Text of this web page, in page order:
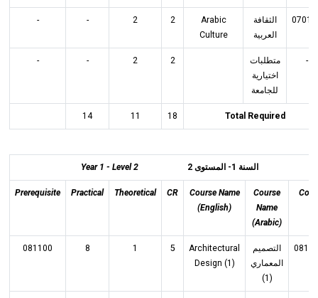
الثقافة
العربية
Arabic
Culture
2
2
-
-
-
متطلبات
اختيارية
للجامعة
2
2
-
-
Total Required
18
11
14
السنة 1 - المستوى 2 Year 1 - Level 2
Course
Name
(Arabic)
Course Name
(English)
CR
Theoretical
Practical
Prerequisite
التصميم
المعماري
(1)
Architectural
Design (1)
5
1
8
081100